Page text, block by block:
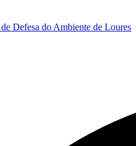
Defesa do Ambiente de Loures